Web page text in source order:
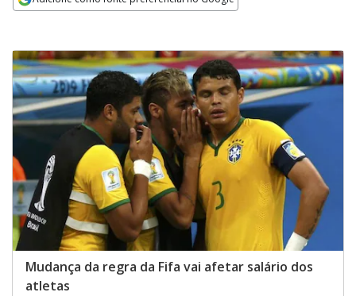
Mudança da regra da Fifa vai afetar salário dos
atletas